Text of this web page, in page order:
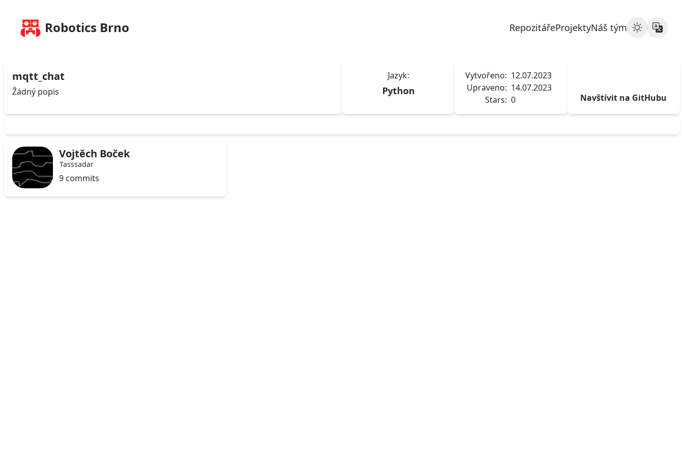
Robotics Brno RepozitářeProjektyNáš tým
mqtt_chat
Žádný popis
Jazyk:
Python
Vytvořeno: 12.07.2023
Upraveno: 14.07.2023
Stars: 0 Navštívit na GitHubu
Vojtěch Boček
Tasssadar
9 commits